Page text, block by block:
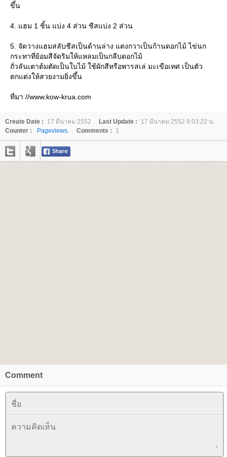
ขึ้น
4. แฮม 1 ชิ้น แบ่ง 4 ส่วน ชีสแบ่ง 2 ส่วน
5. จัดวางแฮมสลับชีสเป็นด้านล่าง แตงกวาเป็นก้านดอกไม้ ไข่นก
กระทาที่ย้อมสีจัดริมให้แหลมเป็นกลีบดอกไม้
ถั่วลันเตาต้มตัดเป็นใบไม้ ใช้ผักสีหรือพารสเล่ มะเขือเทศ เป็นตัว
ตกแต่งให้สวยงามยิ่งขึ้น
ที่มา //www.kow-krua.com
Create Date : 17 มีนาคม 2552 Last Update :
17 มีนาคม 2552 9:03:22 น.
Counter :
Pageviews. Comments : 1
Comment